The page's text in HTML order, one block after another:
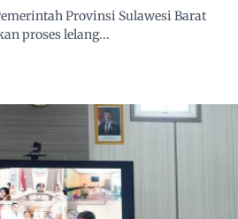
Provinsi Sulawesi Barat
proses lelang...